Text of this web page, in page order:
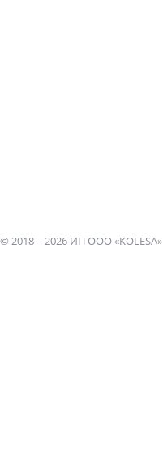
© 2018—2026 ИП ООО «KOLESA»